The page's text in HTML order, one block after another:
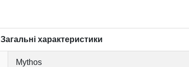
Загальні характеристики
Mythos